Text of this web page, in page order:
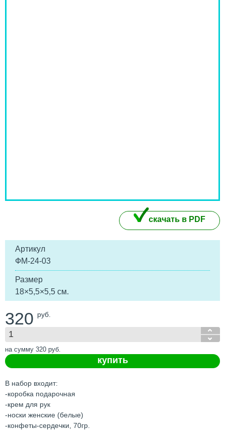
скачать в PDF
Артикул
ФМ-24-03
Размер
18×5,5×5,5 см.
320 руб.
на сумму 320 руб.
купить
В набор входит:
-коробка подарочная
-крем для рук
-носки женские (белые)
-конфеты-сердечки, 70гр.